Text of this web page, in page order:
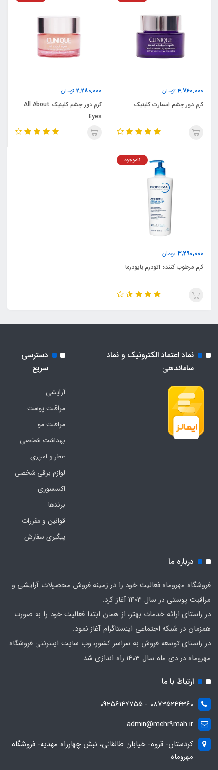
4,760,000تومان
کرم دور چشم اسمارت کلینیک
2,280,000 تومان
کرم دور چشم کلینیک All About
Eyes
3,290,000 تومان
ناموجود
کرم مرطوب کننده اتودرم بایودرما
نماد اعتماد الکترونیک و نماد
ساماندهی
دسترسی
سریع
آرایشی
مراقبت پوست
مراقبت مو
بهداشت شخصی
عطر و اسپری
لوازم برقی شخصی
اکسسوری
برندها
قوانین و مقررات
پیگیری سفارش
درباره ما
فروشگاه مهروماه فعالیت خود را در زمینه فروش محصولات آرایشی و
مراقبت پوستی در سال 1403 آغاز کرد.
در راستای ارائه خدمات بهتر، از همان ابتدا فعالیت خود را به صورت
همزمان در شبکه اجتماعی اینستاگرام آغاز نمود.
در راستای توسعه فروش به سراسر کشور، وب سایت اینترنتی فروشگاه
مهروماه در دی ماه سال 1403 راه اندازی شد.
ارتباط با ما
08735244360 - 09356147755
admin@mehr9mah.ir
کردستان- قروه- خیابان طالقانی، نبش چهارراه مهدیه- فروشگاه
مهروماه